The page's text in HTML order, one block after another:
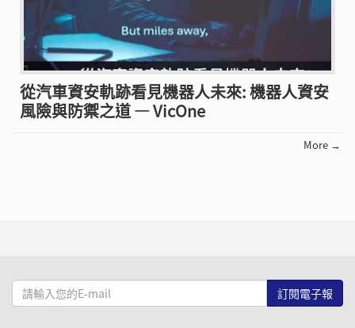
從汽車資安軌跡看見機器人未來: 機器人資安
風險與防禦之道 — VicOne
More →
請
輸